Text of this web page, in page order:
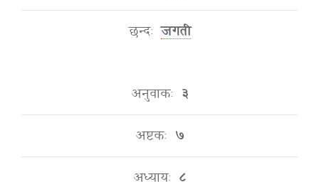
छन्दः जगती
अनुवाकः ३
अष्टकः ७
अध्यायः ८